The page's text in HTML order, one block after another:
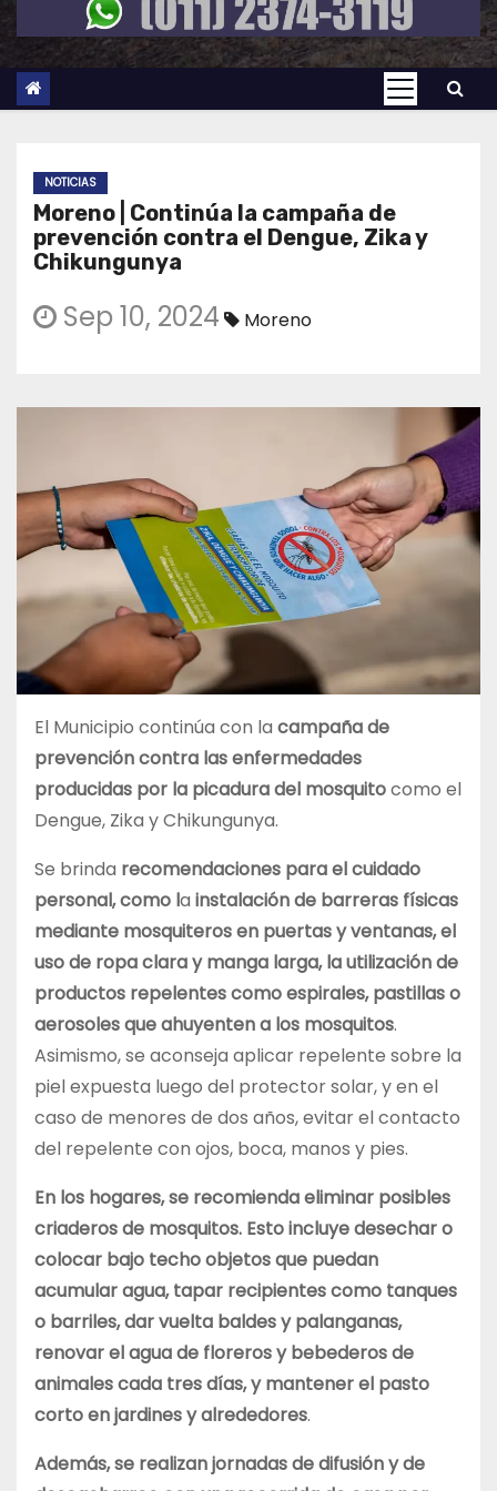
NOTICIAS
Moreno | Continúa la campaña de
prevención contra el Dengue, Zika y
Chikungunya
Sep 10, 2024 Moreno
El Municipio continúa con la campaña de
prevención contra las enfermedades
producidas por la picadura del mosquitocomo el
Dengue, Zika y Chikungunya.
Se brinda recomendaciones para el cuidado
personal, como la instalación de barreras físicas
mediante mosquiteros en puertas y ventanas, el
uso de ropa clara y manga larga, la utilización de
productos repelentes como espirales, pastillas o
aerosoles que ahuyenten a los mosquitos.
Asimismo, se aconseja aplicar repelente sobre la
piel expuesta luego del protector solar, y en el
caso de menores de dos años, evitar el contacto
del repelente con ojos, boca, manos y pies.
En los hogares, se recomienda eliminar posibles
criaderos de mosquitos. Esto incluye desechar o
colocar bajo techo objetos que puedan
acumular agua, tapar recipientes como tanques
o barriles, dar vuelta baldes y palanganas,
renovar el agua de floreros y bebederos de
animales cada tres días, y mantener el pasto
corto en jardines y alrededores.
Además, se realizan jornadas de difusión y de